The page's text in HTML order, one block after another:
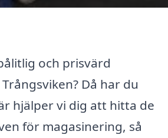
och prisvärd
Då har du
hjälper vi dig att hitta de
för magasinering, så